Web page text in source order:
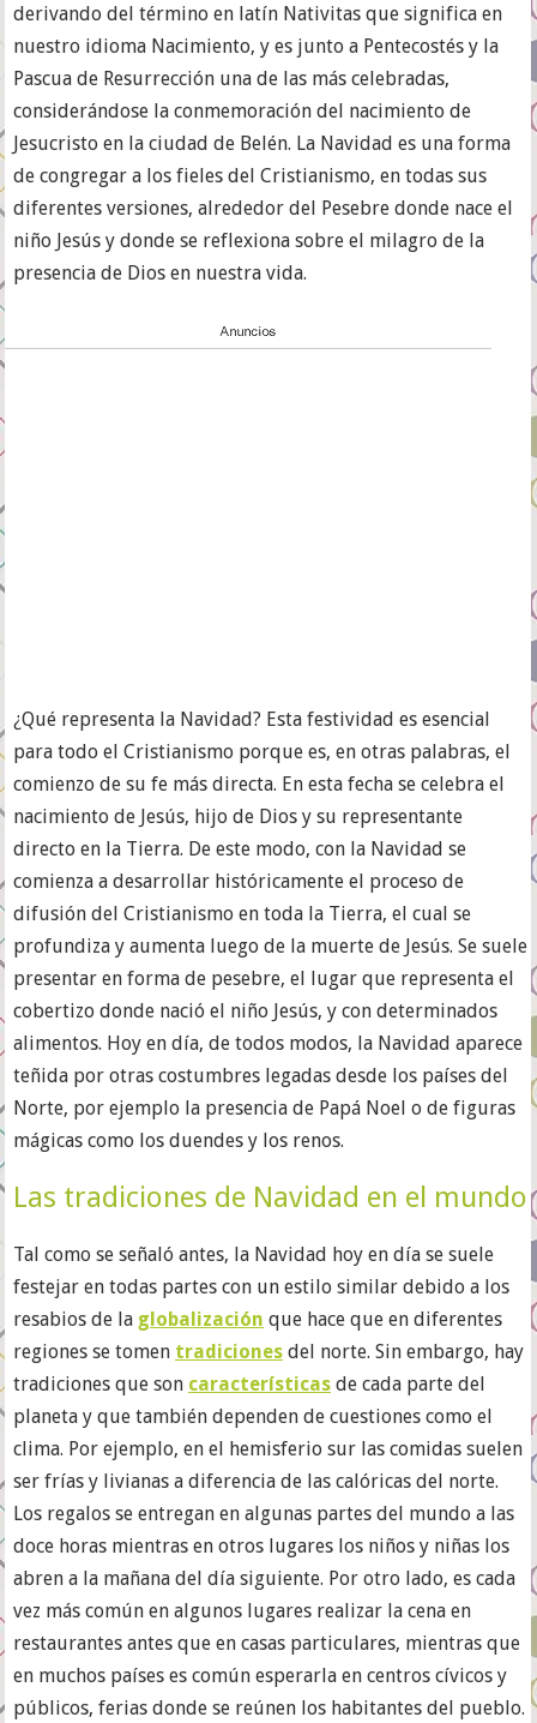
derivando del término en latín Nativitas que significa en
nuestro idioma Nacimiento, y es junto a Pentecostés y la
Pascua de Resurrección una de las más celebradas,
considerándose la conmemoración del nacimiento de
Jesucristo en la ciudad de Belén. La Navidad es una forma
de congregar a los fieles del Cristianismo, en todas sus
diferentes versiones, alrededor del Pesebre donde nace el
niño Jesús y donde se reflexiona sobre el milagro de la
presencia de Dios en nuestra vida.
¿Qué representa la Navidad? Esta festividad es esencial
para todo el Cristianismo porque es, en otras palabras, el
comienzo de su fe más directa. En esta fecha se celebra el
nacimiento de Jesús, hijo de Dios y su representante
directo en la Tierra. De este modo, con la Navidad se
comienza a desarrollar históricamente el proceso de
difusión del Cristianismo en toda la Tierra, el cual se
profundiza y aumenta luego de la muerte de Jesús. Se suele
presentar en forma de pesebre, el lugar que representa el
cobertizo donde nació el niño Jesús, y con determinados
alimentos. Hoy en día, de todos modos, la Navidad aparece
teñida por otras costumbres legadas desde los países del
Norte, por ejemplo la presencia de Papá Noel o de figuras
mágicas como los duendes y los renos.
Las tradiciones de Navidad en el mundo
Tal como se señaló antes, la Navidad hoy en día se suele
festejar en todas partes con un estilo similar debido a los
resabios de la globalización que hace que en diferentes
regiones se tomen tradiciones del norte. Sin embargo, hay
tradiciones que son características de cada parte del
planeta y que también dependen de cuestiones como el
clima. Por ejemplo, en el hemisferio sur las comidas suelen
ser frías y livianas a diferencia de las calóricas del norte.
Los regalos se entregan en algunas partes del mundo a las
doce horas mientras en otros lugares los niños y niñas los
abren a la mañana del día siguiente. Por otro lado, es cada
vez más común en algunos lugares realizar la cena en
restaurantes antes que en casas particulares, mientras que
en muchos países es común esperarla en centros cívicos y
públicos, ferias donde se reúnen los habitantes del pueblo.